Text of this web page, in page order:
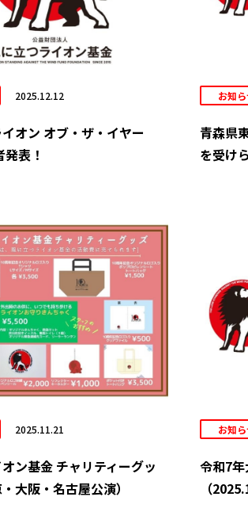
2025.12.12
イオン オブ・ザ・イヤー
表！
お知
青森県
を受け
2025.11.21
ン基金 チャリティーグッ
大阪・名古屋公演）
お知
令和7
（